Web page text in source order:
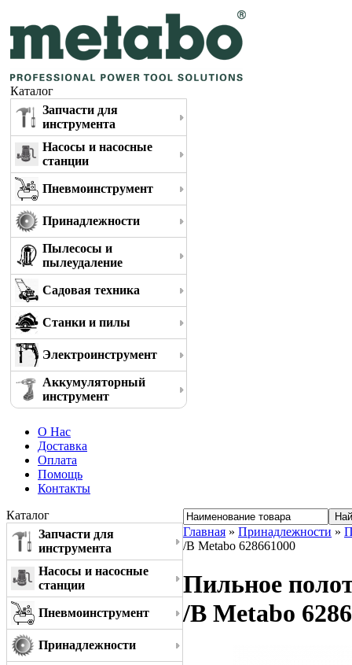
Каталог
Запчасти для
инструмента
Насосы и насосные
станции
Пневмоинструмент
Принадлежности
Пылесосы и
пылеудаление
Садовая техника
Станки и пилы
Электроинструмент
Аккумуляторный
инструмент
О Нас
Доставка
Оплата
Помощь
Контакты
Каталог
Запчасти для
инструмента
Насосы и насосные
станции
Пневмоинструмент
Принадлежности
Главная » Принадлежности »
/B Metabo 628661000
Пильное
/B Metabo